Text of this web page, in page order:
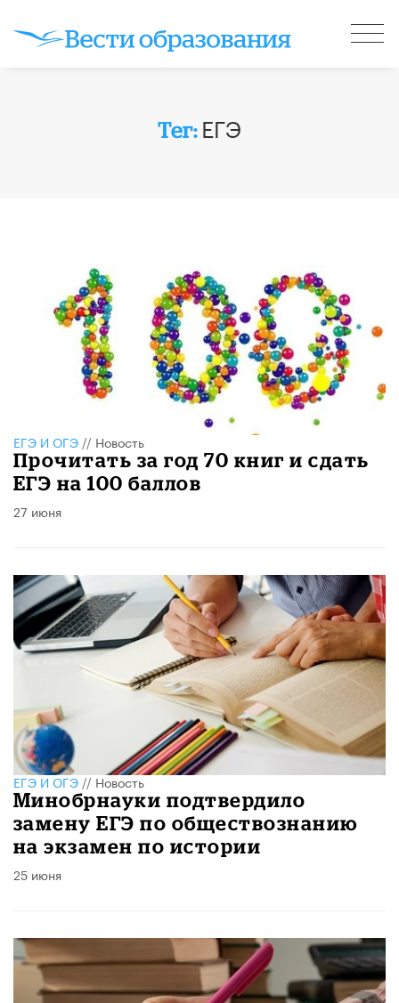
Тег: ЕГЭ
ЕГЭ И ОГЭ // Новость
​Прочитать за год 70 книг и сдать
ЕГЭ на 100 баллов
27 июня
ЕГЭ И ОГЭ//Новость
Минобрнауки подтвердило
замену ЕГЭ по обществознанию
на экзамен по истории
25 июня